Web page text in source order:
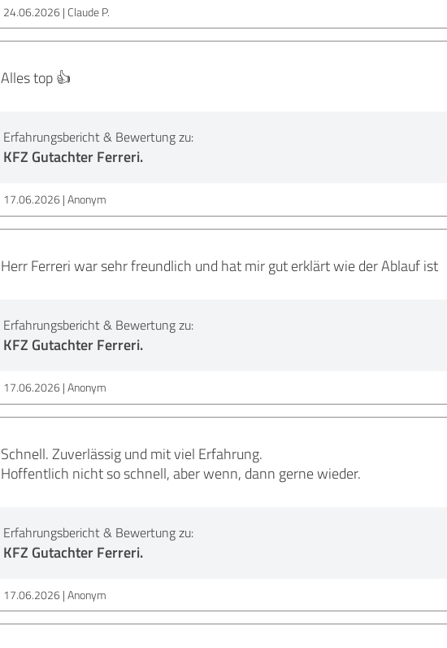
24.06.2026 Claude P.
Alles top 👍
Erfahrungsbericht & Bewertung zu:
KFZ Gutachter Ferreri.
17.06.2026 Anonym
Herr Ferreri war sehr freundlich und hat mir gut erklärt wie der Ablauf ist
Erfahrungsbericht & Bewertung zu:
KFZ Gutachter Ferreri.
17.06.2026 Anonym
Schnell. Zuverlässig und mit viel Erfahrung.
Hoffentlich nicht so schnell, aber wenn, dann gerne wieder.
Erfahrungsbericht & Bewertung zu:
KFZ Gutachter Ferreri.
17.06.2026 Anonym